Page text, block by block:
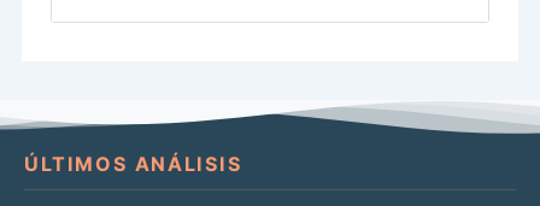
ÚLTIMOS ANÁLISIS